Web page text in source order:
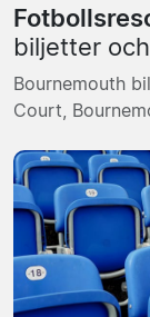
Ligor
Resebyråer
biljetter
Bournemouth
Court,